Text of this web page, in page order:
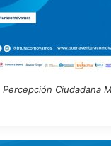
Ciudadana